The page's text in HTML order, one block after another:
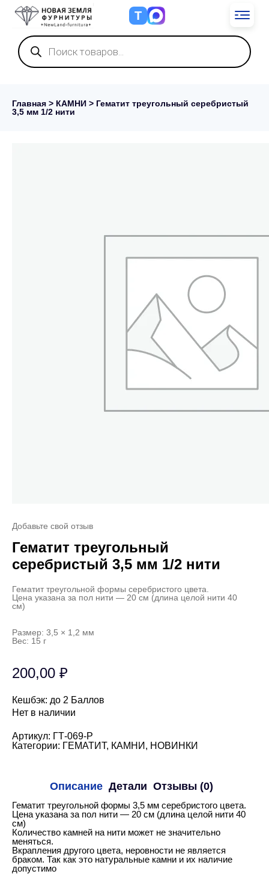
Т
Поиск
товаров
Главная > КАМНИ > Гематит треугольный серебристый
3,5 мм 1/2 нити
Добавьте свой отзыв
Гематит треугольный
серебристый 3,5 мм 1/2 нити
Гематит треугольной формы серебристого цвета.
Цена указана за пол нити — 20 см (длина целой нити 40
см)
Размер: 3,5 × 1,2 мм
Вес: 15 г
200,00 ₽
Кешбэк: до 2 Баллов
Нет в наличии
Артикул: ГТ-069-Р
Категории: ГЕМАТИТ, КАМНИ , НОВИНКИ
Описание Детали Отзывы (0)
Гематит треугольной формы 3,5 мм серебристого цвета.
Цена указана за пол нити — 20 см (длина целой нити 40
см)
Количество камней на нити может не значительно
меняться.
Вкрапления другого цвета, неровности не является
браком. Так как это натуральные камни и их наличие
допустимо